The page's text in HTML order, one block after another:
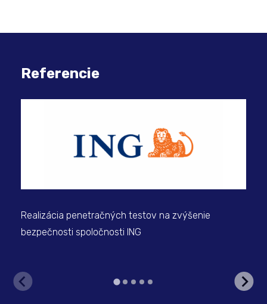
Referencie
Realizácia penetračných testov na zvýšenie
bezpečnosti spoločnosti ING